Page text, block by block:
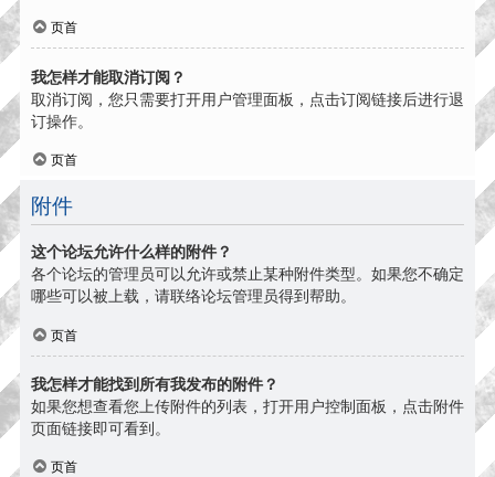
页首
我怎样才能取消订阅？
取消订阅，您只需要打开用户管理面板，点击订阅链接后进行退
订操作。
页首
附件
这个论坛允许什么样的附件？
各个论坛的管理员可以允许或禁止某种附件类型。如果您不确定
哪些可以被上载，请联络论坛管理员得到帮助。
页首
我怎样才能找到所有我发布的附件？
如果您想查看您上传附件的列表，打开用户控制面板，点击附件
页面链接即可看到。
页首